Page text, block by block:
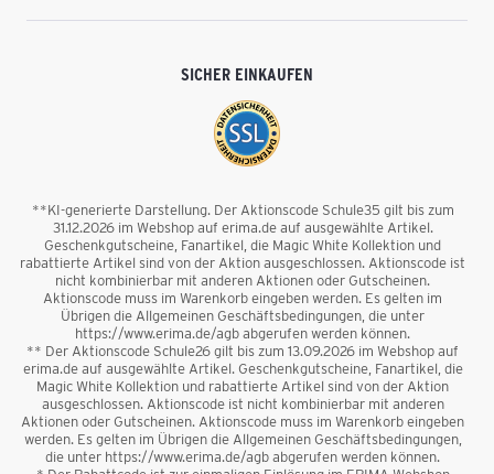
SICHER EINKAUFEN
**KI-generierte Darstellung. Der Aktionscode Schule35 gilt bis zum
31.12.2026 im Webshop auf erima.de auf ausgewählte Artikel.
Geschenkgutscheine, Fanartikel, die Magic White Kollektion und
rabattierte Artikel sind von der Aktion ausgeschlossen. Aktionscode ist
nicht kombinierbar mit anderen Aktionen oder Gutscheinen.
Aktionscode muss im Warenkorb eingeben werden. Es gelten im
Übrigen die Allgemeinen Geschäftsbedingungen, die unter
https://www.erima.de/agb abgerufen werden können.
** Der Aktionscode Schule26 gilt bis zum 13.09.2026 im Webshop auf
erima.de auf ausgewählte Artikel. Geschenkgutscheine, Fanartikel, die
Magic White Kollektion und rabattierte Artikel sind von der Aktion
ausgeschlossen. Aktionscode ist nicht kombinierbar mit anderen
Aktionen oder Gutscheinen. Aktionscode muss im Warenkorb eingeben
werden. Es gelten im Übrigen die Allgemeinen Geschäftsbedingungen,
die unter https://www.erima.de/agb abgerufen werden können.